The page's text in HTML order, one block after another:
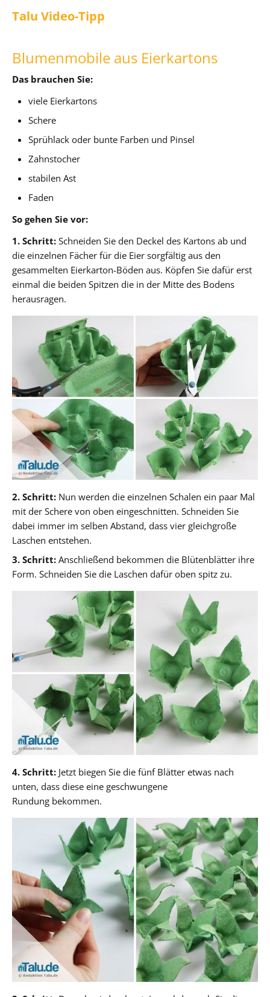
Talu Video-Tipp
Blumenmobile aus Eierkartons
Das brauchen Sie:
viele Eierkartons
Schere
Sprühlack oder bunte Farben und Pinsel
Zahnstocher
stabilen Ast
Faden
So gehen Sie vor:
1. Schritt: Schneiden Sie den Deckel des Kartons ab und
die einzelnen Fächer für die Eier sorgfältig aus den
gesammelten Eierkarton-Böden aus. Köpfen Sie dafür erst
einmal die beiden Spitzen die in der Mitte des Bodens
herausragen.
2. Schritt: Nun werden die einzelnen Schalen ein paar Mal
mit der Schere von oben eingeschnitten. Schneiden Sie
dabei immer im selben Abstand, dass vier gleichgroße
Laschen entstehen.
3. Schritt: Anschließend bekommen die Blütenblätter ihre
Form. Schneiden Sie die Laschen dafür oben spitz zu.
4. Schritt: Jetzt biegen Sie die fünf Blätter etwas nach
unten, dass diese eine geschwungene
Rundung bekommen.